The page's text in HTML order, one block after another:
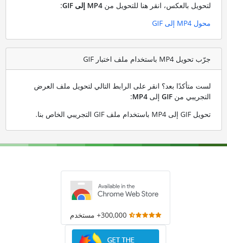
لتحويل بالعكس، انقر هنا للتحويل من MP4 إلى GIF
:
محول MP4 إلى GIF
جرّب تحويل MP4 باستخدام ملف اختبار GIF
لست متأكدًا بعد؟ انقر على الرابط التالي لتحويل ملف العرض
التجريبي من GIFإلى MP4
:
تحويل GIF إلى MP4 باستخدام ملف GIF التجريبي الخاص بنا
.
300,000+ مستخدم